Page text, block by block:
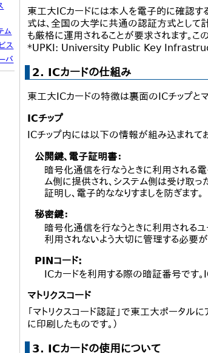
ム
ス
バ
東工大ICカードには本人を電子的に確認す
式は、全国の大学に共通の認証方式として
も厳格に運用されることが要求されます。こ
*UPKI: University Public Key
2. ICカードの仕組み
東工大ICカードの特徴は裏面のICチップとマ
ICチップ
ICチップ内には以下の情報が組み込まれて
公開鍵、電子証明書：
暗号化通信を行なうときに利用される
ム側に提供され、システム側は受け取
証明し、電子的ななりすましを防ぎます。
秘密鍵：
暗号化通信を行なうときに利用される
利用されないよう大切に管理する必要が
PINコード:
ICカードを利用する際の暗証番号です
マトリクスコード
「マトリクスコード認証」で東工大ポータルに
に印刷したものです。）
3. ICカードの使用について